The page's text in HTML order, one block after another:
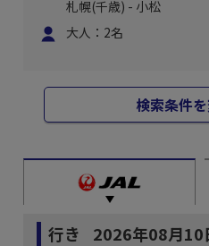
札幌(千歳) - 小松
大人：2名
検索条件
行き 2026年08月10